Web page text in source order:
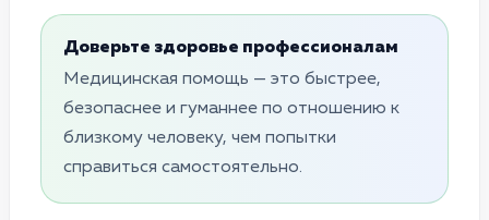
Доверьте здоровье профессионалам
Медицинская помощь — это быстрее,
безопаснее и гуманнее по отношению к
близкому человеку, чем попытки
справиться самостоятельно.